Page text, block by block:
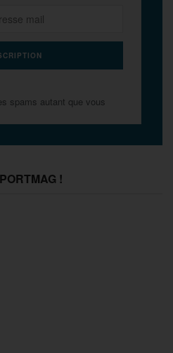
spams autant que vous
!